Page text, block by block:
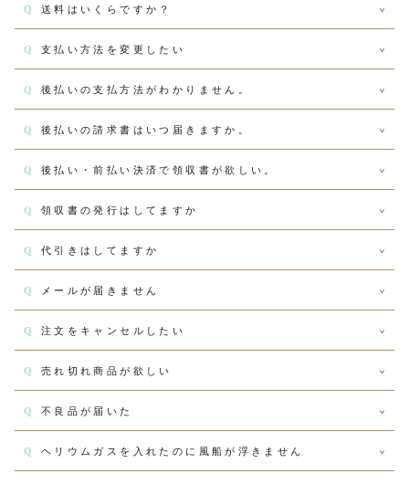
Q 送料はいくらですか？
Q 支払い方法を変更したい
Q 後払いの支払方法がわかりません。
Q 後払いの請求書はいつ届きますか。
Q 後払い・前払い決済で領収書が欲しい。
Q 領収書の発行はしてますか
Q 代引きはしてますか
Q メールが届きません
Q 注文をキャンセルしたい
Q 売れ切れ商品が欲しい
Q 不良品が届いた
Q ヘリウムガスを入れたのに風船が浮きません